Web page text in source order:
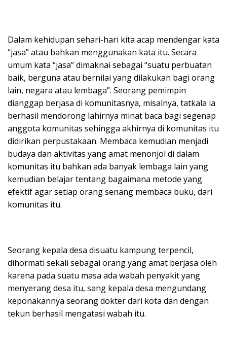
Dalam kehidupan sehari-hari kita acap mendengar kata
“jasa” atau bahkan menggunakan kata itu. Secara
umum kata “jasa” dimaknai sebagai “suatu perbuatan
baik, berguna atau bernilai yang dilakukan bagi orang
lain, negara atau lembaga”. Seorang pemimpin
dianggap berjasa di komunitasnya, misalnya, tatkala ia
berhasil mendorong lahirnya minat baca bagi segenap
anggota komunitas sehingga akhirnya di komunitas itu
didirikan perpustakaan. Membaca kemudian menjadi
budaya dan aktivitas yang amat menonjol di dalam
komunitas itu bahkan ada banyak lembaga lain yang
kemudian belajar tentang bagaimana metode yang
efektif agar setiap orang senang membaca buku, dari
komunitas itu.
Seorang kepala desa disuatu kampung terpencil,
dihormati sekali sebagai orang yang amat berjasa oleh
karena pada suatu masa ada wabah penyakit yang
menyerang desa itu, sang kepala desa mengundang
keponakannya seorang dokter dari kota dan dengan
tekun berhasil mengatasi wabah itu.